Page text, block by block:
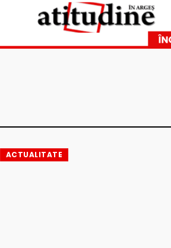
ACTUALITATE